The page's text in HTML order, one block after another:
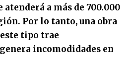
a más de 700.000
Por lo tanto, una obra
tipo trae
incomodidades en